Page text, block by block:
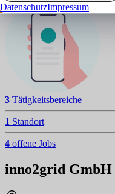
3 Tätigkeitsbereiche
1 Standort
4 offene Jobs
inno2grid GmbH
DatenschutzImpressum